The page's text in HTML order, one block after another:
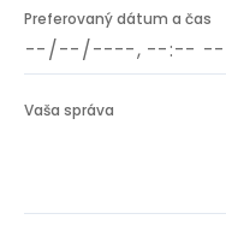
Preferovaný dátum a čas
Vaša správa